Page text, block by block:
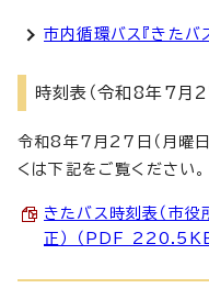
市内循環バス『きたバ
時刻表（令和8年7月27
令和8年7月27日（月曜日
くは下記をご覧ください。
きたバス時刻表（市
正） （PDF 220.5KB